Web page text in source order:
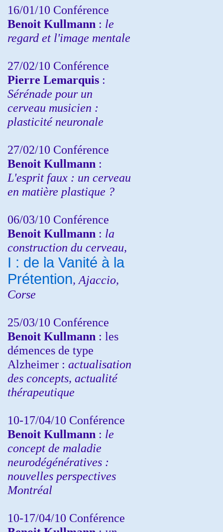
16/01/10 Conférence
Benoit Kullmann : le
regard et l'image mentale
27/02/10 Conférence
Pierre Lemarquis :
Sérénade pour un
cerveau musicien :
plasticité neuronale
27/02/10 Conférence
Benoit Kullmann :
L'esprit faux : un cerveau
en matière plastique ?
06/03/10 Conférence
Benoit Kullmann : la
construction du cerveau,
I : de la Vanité à la
Prétention, Ajaccio,
Corse
25/03/10 Conférence
Benoit Kullmann : les
démences de type
Alzheimer : actualisation
des concepts, actualité
thérapeutique
10-17/04/10 Conférence
Benoit Kullmann : le
concept de maladie
neurodégénératives :
nouvelles perspectives
Montréal
10-17/04/10 Conférence